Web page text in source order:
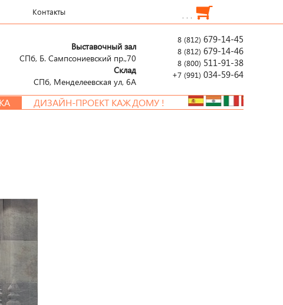
Контакты . . .
8 (812) 679-14-45
8 (812) 679-14-46
8 (800) 511-91-38
+7 (991) 034-59-64
Выставочный зал
СПб, Б. Сампсониевский пр.,70
Склад
СПб, Менделеевcкая ул, 6А
ДИЗАЙН-ПРОЕКТ КАЖДОМУ !